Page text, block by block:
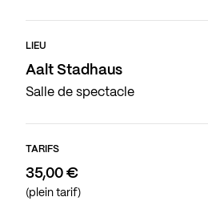
LIEU
Aalt Stadhaus
Salle de spectacle
TARIFS
35,00 €
(plein tarif)